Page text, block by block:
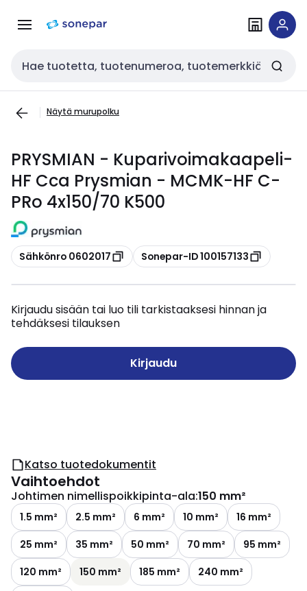
navigointiinsisältöön
Haku
Näytä murupolku
PRYSMIAN - Kuparivoimakaapeli-
HF Cca Prysmian - MCMK-HF C-
PRo 4x150/70 K500
Kopioi
Sähkönro 0602017 Kopioi
Sonepar-ID 100157133
Kirjaudu sisään tai luo tili tarkistaaksesi hinnan ja
tehdäksesi tilauksen
Kirjaudu
Katso tuotedokumentit
Vaihtoehdot
Johtimen nimellispoikkipinta-ala:150 mm²
1.5 mm² 2.5 mm² 6 mm² 10 mm²
16 mm²
25 mm²
35 mm² 50 mm² 70 mm²
95 mm²
120 mm²
150 mm² 185 mm²
240 mm²